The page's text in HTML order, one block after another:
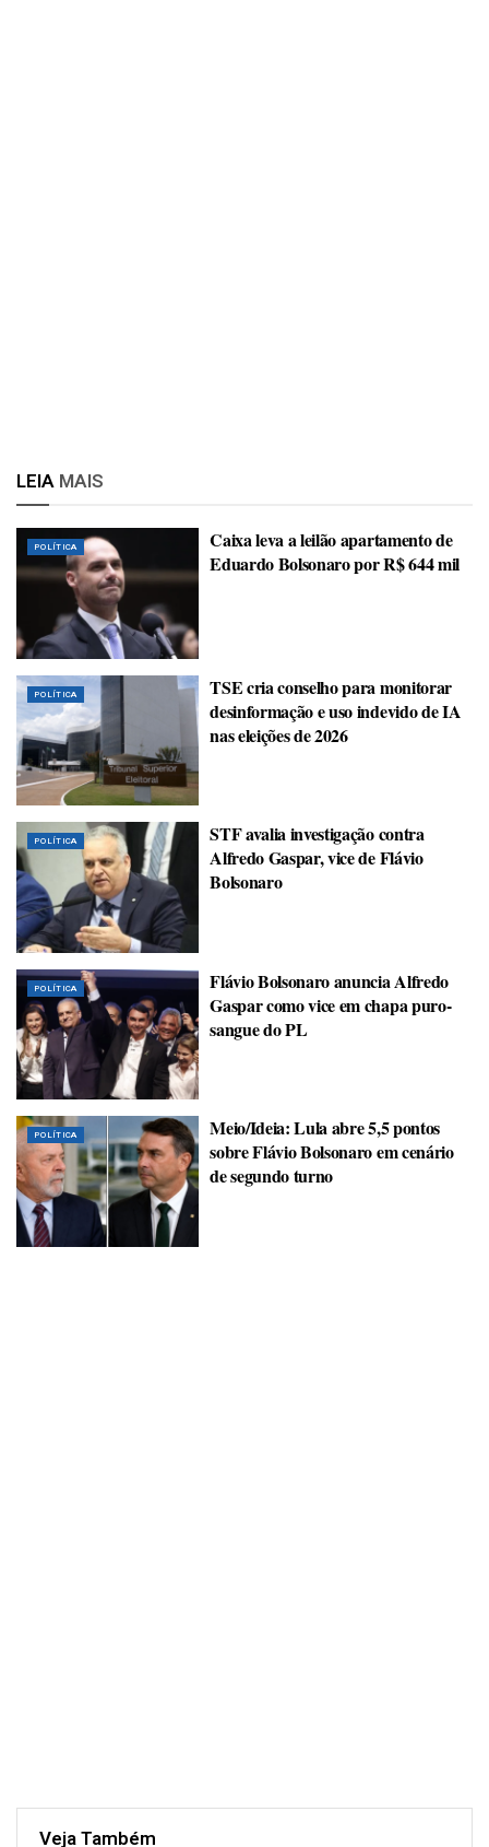
LEIA MAIS
POLÍTICA
Caixa leva a leilão apartamento de
Eduardo Bolsonaro por R$ 644 mil
POLÍTICA
TSE cria conselho para monitorar
desinformação e uso indevido de IA
nas eleições de 2026
POLÍTICA
STF avalia investigação contra
Alfredo Gaspar, vice de Flávio
Bolsonaro
POLÍTICA
Flávio Bolsonaro anuncia Alfredo
Gaspar como vice em chapa puro-
sangue do PL
POLÍTICA
Meio/Ideia: Lula abre 5,5 pontos
sobre Flávio Bolsonaro em cenário
de segundo turno
Veja Também